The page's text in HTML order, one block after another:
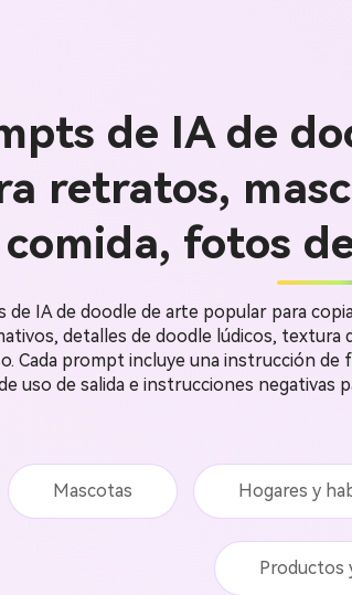
de IA de
retratos,
comida, fotos
de IA de doodle de arte popular para
detalles de doodle lúdicos,
Cada prompt incluye una instrucción
uso de salida e instrucciones negativas
Mascotas Hogares y
Productos